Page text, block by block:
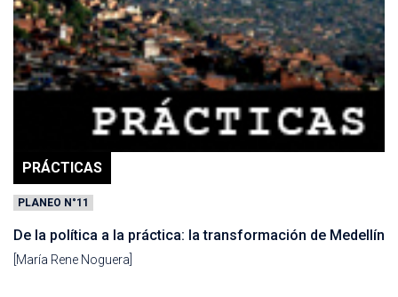
PRÁCTICAS
PLANEO N°11
De la política a la práctica: la transformación de Medellín
[María Rene Noguera]